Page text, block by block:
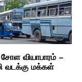
வியாபாரம் –
வடக்கு மக்கள்